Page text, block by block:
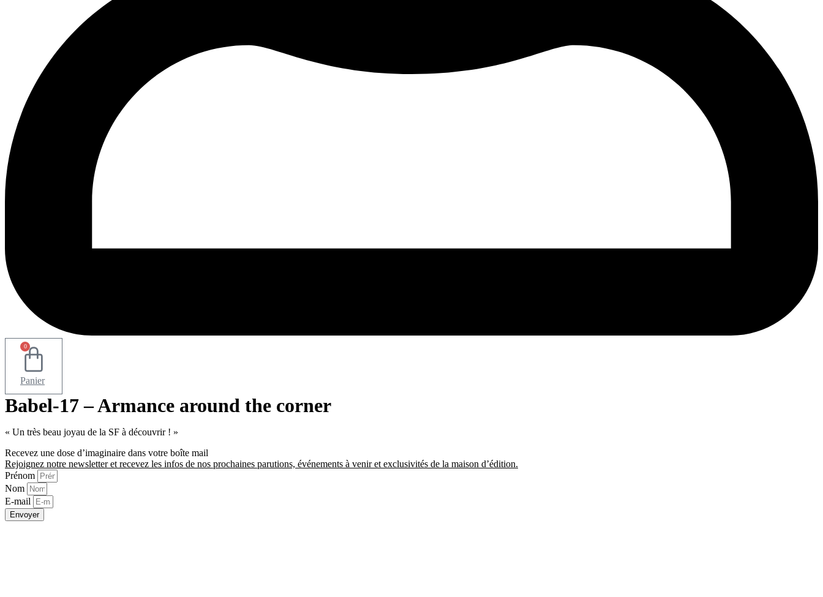
0
Panier
Babel-17 – Armance around the corner
« Un très beau joyau de la SF à découvrir ! »
Recevez une dose d’imaginaire dans votre boîte mail
Rejoignez notre newsletter et recevez les infos de nos prochaines parutions, événements à venir et exclusivités de la maison d’édition.
Prénom
Nom
E-mail
Envoyer